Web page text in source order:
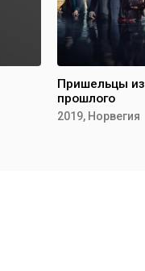
Пришельцы из
прошлого
2019, Норвегия